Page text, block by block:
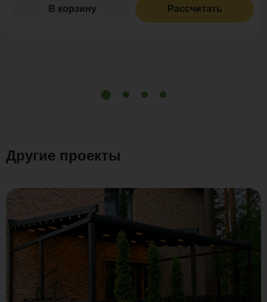
В корзину Рассчитать
Другие проекты